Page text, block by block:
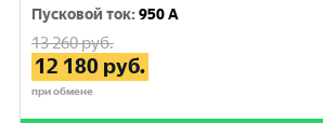
Пусковой ток:950 A
13 260руб.
12 180 руб.
при обмене